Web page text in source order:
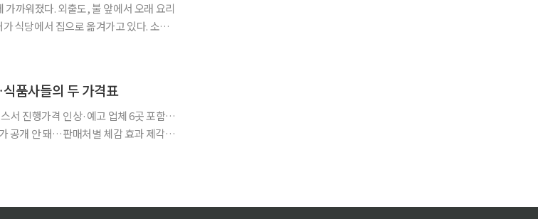
까워졌다. 외출도, 불 앞에서 오래 요리
당에서 집으로 옮겨가고 있다. 소비
품사들의 두 가격표
서 진행가격 인상·예고 업체 6곳 포함…
공개 안 돼…판매처별 체감 효과 제각각